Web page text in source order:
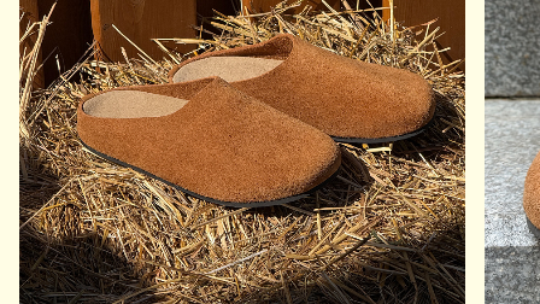
Бестселлеры
Одежда
Обувь
Аксессуары
Украшения